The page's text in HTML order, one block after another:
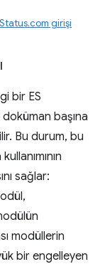
girişi
bir ES
başına
Bu durum, bu
sağlar:
modüllerin
bir engelleyen